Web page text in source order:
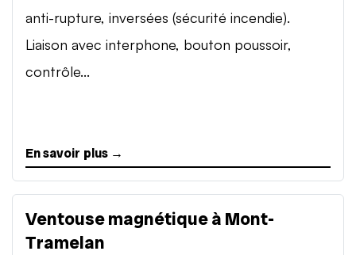
anti-rupture, inversées (sécurité incendie).
Liaison avec interphone, bouton poussoir,
contrôle...
En savoir plus →
Ventouse magnétique à Mont-
Tramelan